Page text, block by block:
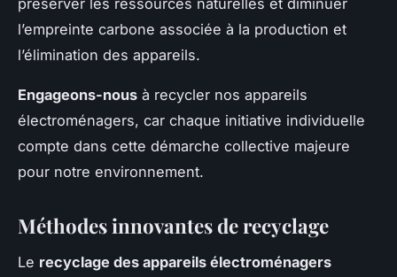
l’empreinte carbone associée à la production et
l’élimination des appareils.
Engageons-nous à recycler nos appareils
électroménagers, car chaque initiative individuelle
compte dans cette démarche collective majeure
pour notre environnement.
Méthodes innovantes de recyclage
Le recyclage des appareils électroménagers